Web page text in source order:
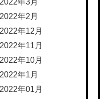
2022年3月
2022年2月
2022年12月
2022年11月
2022年10月
2022年1月
2022年01月